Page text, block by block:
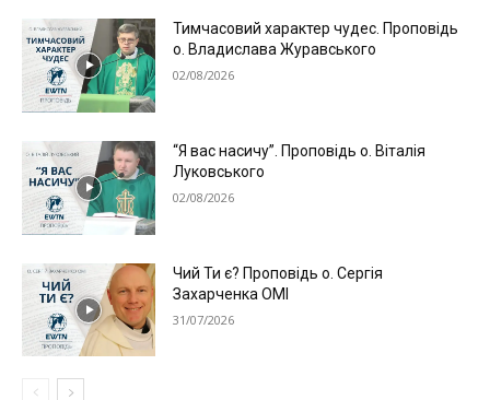
Тимчасовий характер чудес. Проповідь
о. Владислава Журавського
02/08/2026
“Я вас насичу”. Проповідь о. Віталія
Луковського
02/08/2026
Чий Ти є? Проповідь о. Сергія
Захарченка ОМІ
31/07/2026